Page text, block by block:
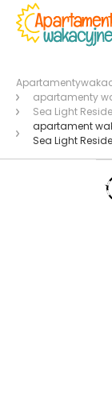
apartamenty
Sea Light
apartament
Sea Light